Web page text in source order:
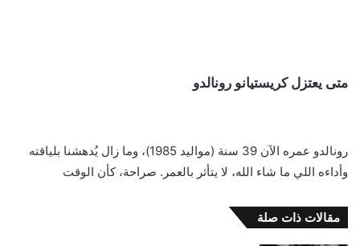
متى يعتزل كريستيانو رونالدو
رونالدو عمره الآن 39 سنة (مواليد 1985)، وما زال يُدهشنا بلياقته
وأداءه اللي ما شاء الله، لا يتأثر بالعمر. صراحة، كأن الوقت
مقالات ذات صلة